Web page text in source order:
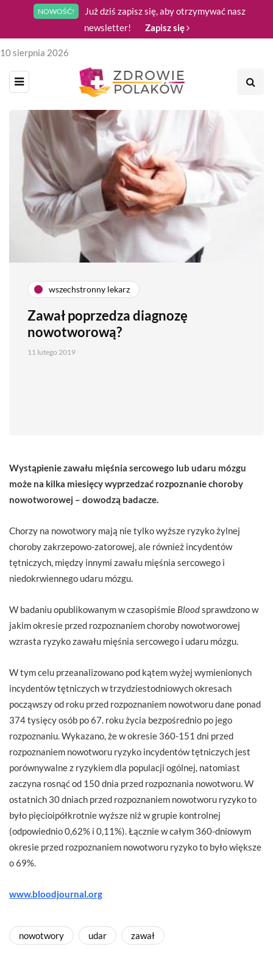
NOWOŚĆ!
Już dziś zapisz się, aby otrzymywać nasz
newsletter!
Zapisz się
10 sierpnia 2026
wszechstronny lekarz
Zawał poprzedza diagnozę
nowotworową?
11 lutego 2019
Wystąpienie zawału mięśnia sercowego lub udaru mózgu
może na kilka miesięcy wyprzedzać rozpoznanie choroby
nowotworowej – dowodzą badacze.
Chorzy na nowotwory mają nie tylko wyższe ryzyko żylnej
choroby zakrzepowo-zatorowej, ale również incydentów
tętniczych, między innymi zawału mięśnia sercowego i
niedokrwiennego udaru mózgu.
W badaniu opublikowanym w czasopiśmie Bloodsprawdzono w
jakim okresie przed rozpoznaniem choroby nowotworowej
wzrasta ryzyko zawału mięśnia sercowego i udaru mózgu.
W tym celu przeanalizowano pod kątem wyżej wymienionych
incydentów tętniczych w trzydziestodniowych okresach
począwszy od roku przed rozpoznaniem nowotworu dane ponad
374 tysięcy osób po 67. roku życia bezpośrednio po jego
rozpoznaniu. Wykazano, że w okresie 360-151 dni przed
rozpoznaniem nowotworu ryzyko incydentów tętniczych jest
porównywalne z ryzykiem dla populacji ogólnej, natomiast
zaczyna rosnąć od 150 dnia przed rozpoznania nowotworu. W
ostatnich 30 dniach przed rozpoznaniem nowotworu ryzyko to
było pięcioipółkrotnie wyższe niż w grupie kontrolnej
(odpowiednio 0,62% i 0,11%). Łącznie w całym 360-dniowym
okresie przed rozpoznaniem nowotworu ryzyko to było większe
o 69%.
www.bloodjournal.org
nowotwory udar zawał